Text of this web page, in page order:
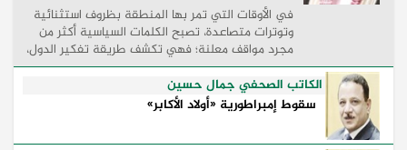
في الأوقات التي تمر بها المنطقة بظروف استثنائية
وتوترات متصاعدة، تصبح الكلمات السياسية أكثر من
مجرد مواقف معلنة؛ فهي تكشف طريقة تفكير الدول،
وكيفية إدارتها للأزمات، والحدود التي تفصل بين القوة
...
الكاتب الصحفي جمال حسين
سقوط إمبراطورية «أولاد الأكابر»